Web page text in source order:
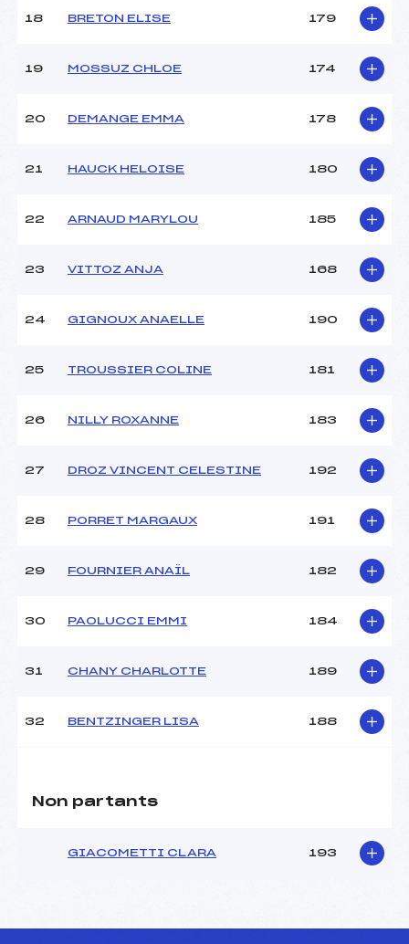
18 BRETON ELISE 179
19 MOSSUZ CHLOE 174
20 DEMANGE EMMA 178
21 HAUCK HELOISE 180
22 ARNAUD MARYLOU 185
23 VITTOZ ANJA 168
24 GIGNOUX ANAELLE 190
25 TROUSSIER COLINE 181
26 NILLY ROXANNE 183
27 DROZ VINCENT CELESTINE 192
28 PORRET MARGAUX 191
29 FOURNIER ANAÏL 182
30 PAOLUCCI EMMI 184
31 CHANY CHARLOTTE 189
32 BENTZINGER LISA 188
Non partants
GIACOMETTI CLARA 193